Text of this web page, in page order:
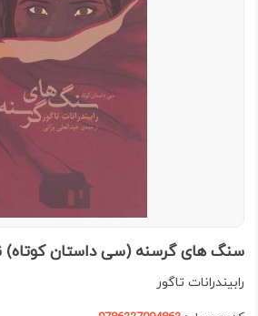
سنگ های گرسنه (سی داستان کوتاه)
رابیندرانات تاگور